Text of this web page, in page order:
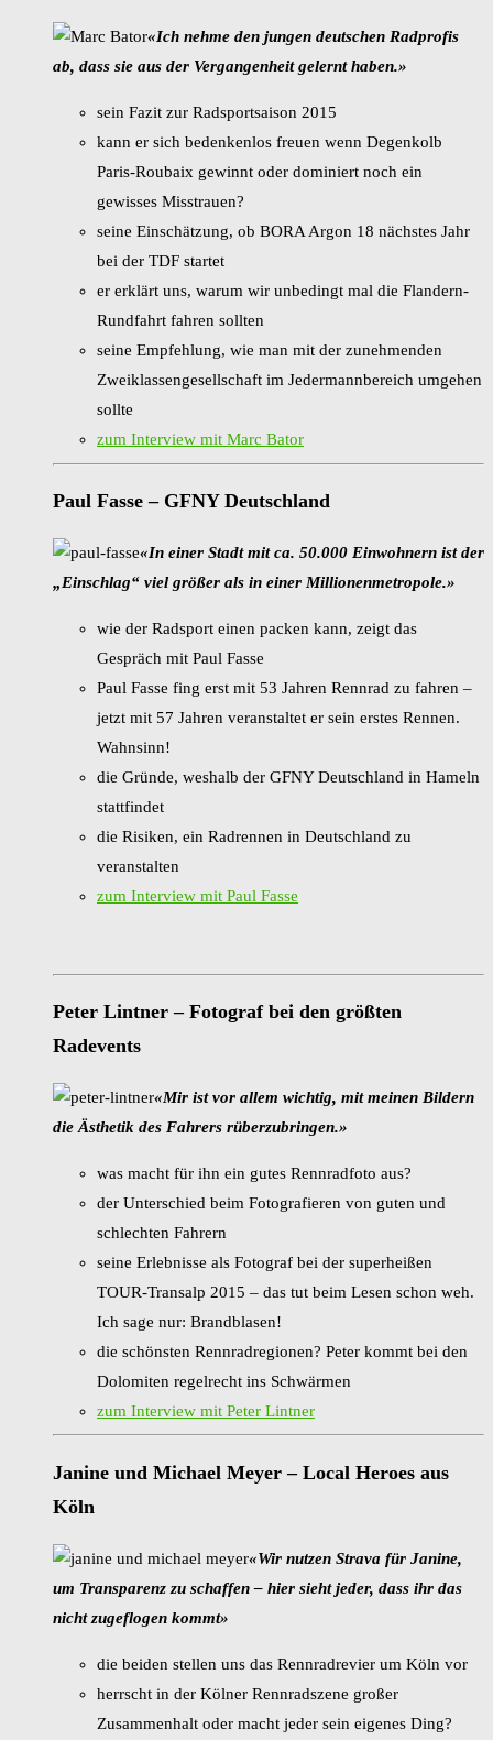
«Ich nehme den jungen deutschen Radprofis
ab, dass sie aus der Vergangenheitgelernt haben.»
sein Fazit zur Radsportsaison 2015
kann er sich bedenkenlos freuen wenn Degenkolb
Paris-Roubaix gewinnt oder dominiert noch ein
gewisses Misstrauen?
seine Einschätzung, ob BORA Argon 18 nächstes Jahr
bei der TDF startet
er erklärt uns, warum wir unbedingt mal die Flandern-
Rundfahrt fahren sollten
seine Empfehlung, wie man mit der zunehmenden
Zweiklassengesellschaft im Jedermannbereich umgehen
sollte
zum Interview mit Marc Bator
Paul Fasse – GFNY Deutschland
«In einer Stadt mit ca. 50.000 Einwohnern ist der
„Einschlag“ viel größer als in einer Millionenmetropole.»
wie der Radsport einen packen kann, zeigt das
Gespräch mit Paul Fasse
Paul Fasse fing erst mit 53 Jahren Rennrad zu fahren –
jetzt mit 57 Jahren veranstaltet er sein erstes Rennen.
Wahnsinn!
die Gründe, weshalb der GFNY Deutschland in Hameln
stattfindet
die Risiken, ein Radrennen in Deutschland zu
veranstalten
zum Interview mit Paul Fasse
Peter Lintner – Fotograf bei den größten
Radevents
«Mir ist vor allem wichtig, mit meinen Bildern
die Ästhetik des Fahrers rüberzubringen.»
was macht für ihn ein gutes Rennradfoto aus?
der Unterschied beim Fotografieren von guten und
schlechten Fahrern
seine Erlebnisse als Fotograf bei der superheißen
TOUR-Transalp 2015 – das tut beim Lesen schon weh.
Ich sage nur: Brandblasen!
die schönsten Rennradregionen? Peter kommt bei den
Dolomiten regelrecht ins Schwärmen
zum Interview mit Peter Lintner
Janine und Michael Meyer – Local Heroes aus
Köln
«Wir nutzen Strava für Janine,
um Transparenz zu schaffen – hier sieht jeder, dass ihr das
nicht zugeflogen kommt»
die beiden stellen uns das Rennradrevier um Köln vor
herrscht in der Kölner Rennradszene großer
Zusammenhalt oder macht jeder sein eigenes Ding?